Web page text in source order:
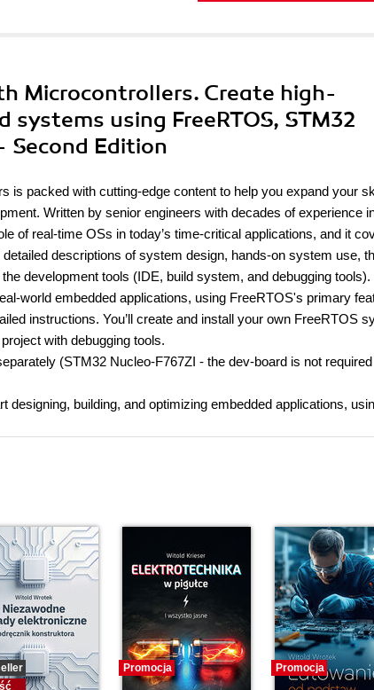
Microcontrollers. Create high-
using FreeRTOS, STM32
Second Edition
is packed with cutting-edge content to help you expand your
Written by senior engineers with decades of experience
of real-time OSs in today’s time-critical applications, and it
descriptions of system design, hands-on system use,
development tools (IDE, build system, and debugging tools).
world embedded applications, using FreeRTOS's primary
instructions. You’ll create and install your own FreeRTOS
with debugging tools.
(STM32 Nucleo-F767ZI - the dev-board is not
designing, building, and optimizing embedded applications,
Promocja Promocja